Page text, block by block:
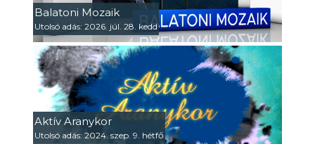
Balatoni Mozaik
Utolsó adás: 2026. júl. 28. kedd
Aktív Aranykor
Utolsó adás: 2024. szep. 9. hétfő